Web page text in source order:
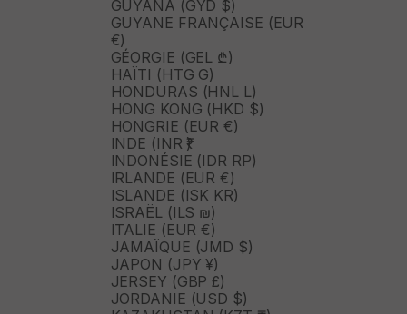
GUYANA (GYD $)
GUYANE FRANÇAISE (EUR
€)
GÉORGIE (GEL ₾)
HAÏTI (HTG G)
HONDURAS (HNL L)
HONG KONG (HKD $)
HONGRIE (EUR €)
INDE (INR ₹)
INDONÉSIE (IDR RP)
IRLANDE (EUR €)
ISLANDE (ISK KR)
ISRAËL (ILS ₪)
ITALIE (EUR €)
JAMAÏQUE (JMD $)
JAPON (JPY ¥)
JERSEY (GBP £)
JORDANIE (USD $)